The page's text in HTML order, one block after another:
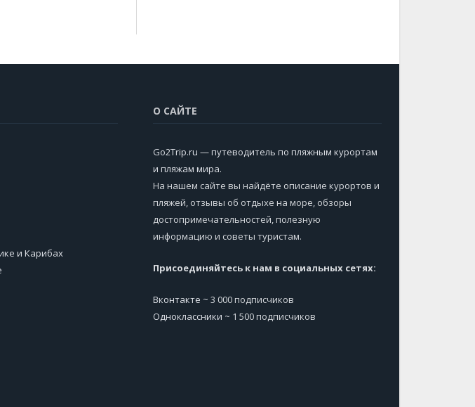
и Карибах
О САЙТЕ
Go2Trip.ru — путеводитель по пляжным курортам
и пляжам мира.
На нашем сайте вы найдёте описание курортов и
пляжей, отзывы об отдыхе на море, обзоры
достопримечательностей, полезную
информацию и советы туристам.
Присоединяйтесь к нам в социальных сетях:
Вконтакте ~ 3 000 подписчиков
Одноклассники ~ 1 500 подписчиков